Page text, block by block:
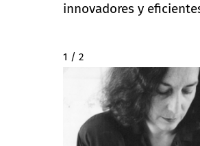
innovadores y
2 / 2